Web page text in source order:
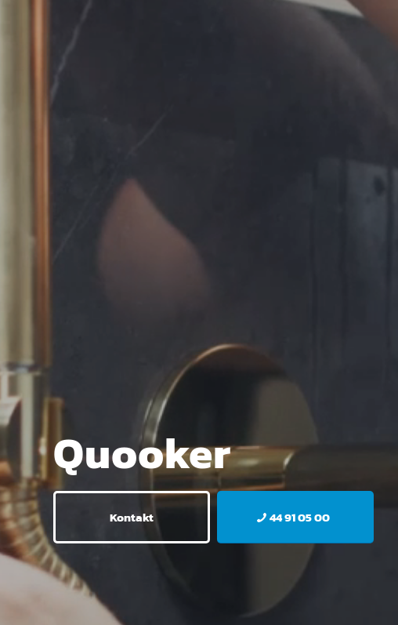
Quooker
Kontakt 44 91 05 00